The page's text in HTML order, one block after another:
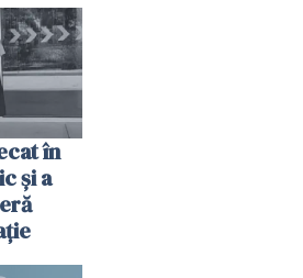
în
și a